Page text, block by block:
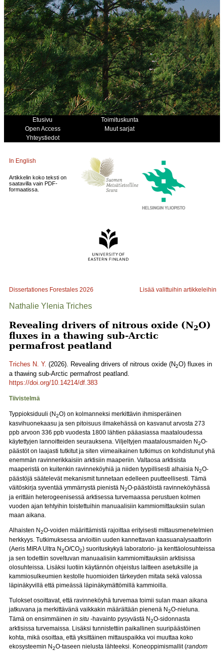
Etusivu
Toimituskunta
Open Access
Muut sarjat
Yhteystiedot
In English
Artikkelin koko teksti on
saatavilla vain PDF-
formaatissa.
Dissertationes Forestales 2026 Lisää valittuihin artikkeleihin
Nathalie Ylenia Triches
Revealing drivers of nitrous oxide (N2O)
fluxes in a thawing sub-Arctic
permafrost peatland
Triches N. Y. (2026). Revealing drivers of nitrous oxide (N2O) fluxes in
a thawing sub-Arctic permafrost peatland.
https://doi.org/10.14214/df.383
Tiivistelmä
Typpioksiduuli (N2O) on kolmanneksi merkittävin ihmisperäinen
kasvihuonekaasu ja sen pitoisuus ilmakehässä on kasvanut arvosta 273
ppb arvoon 336 ppb vuodesta 1800 lähtien pääasiassa maataloudessa
käytettyjen lannoitteiden seurauksena. Viljeltyjen maatalousmaiden N2O-
päästöt on laajasti tutkitut ja siten viimeaikainen tutkimus on kohdistunut yhä
enemmän ravinnerikkaisiin arktisiin maaperiin. Valtaosa arktisista
maaperistä on kuitenkin ravinneköyhiä ja niiden tyypillisesti alhaisia N2O-
päästöjä säätelevät mekanismit tunnetaan edelleen puutteellisesti. Tämä
väitöskirja syventää ymmärrystä pienistä N2O-päästöistä ravinneköyhässä
ja erittäin heterogeenisessä arktisessa turvemaassa perustuen kolmen
vuoden ajan tehtyihin toistettuihin manuaalisiin kammiomittauksiin sulan
maan aikana.
Alhaisten N2O-voiden määrittämistä rajoittaa erityisesti mittausmenetelmien
herkkyys. Tutkimuksessa arvioitiin uuden kannettavan kaasuanalysaattorin
(Aeris MIRA Ultra N2O/CO2) suorituskykyä laboratorio- ja kenttäolosuhteissa
ja sen todettiin soveltuvan manuaalisiin kammiomittauksiin arktisissa
olosuhteissa. Lisäksi luotiin käytännön ohjeistus laitteen asetuksille ja
kammiosulkeumien kestolle huomioiden tärkeyden mitata sekä valossa
läpinäkyvillä että pimeässä läpinäkymättömillä kammioilla.
Tulokset osoittavat, että ravinneköyhä turvemaa toimii sulan maan aikana
jatkuvana ja merkittävänä vaikkakin määrältään pienenä N2O-nieluna.
Tämä on ensimmäinen in situ -havainto pysyvästä N2O-sidonnasta
arktisissa turvemaissa. Lisäksi tunnistettiin paikallinen suuripäästöinen
kohta, mikä osoittaa, että yksittäinen mittauspaikka voi muuttaa koko
ekosysteemin N2O-taseen nielusta lähteeksi. Koneoppimismallit (random